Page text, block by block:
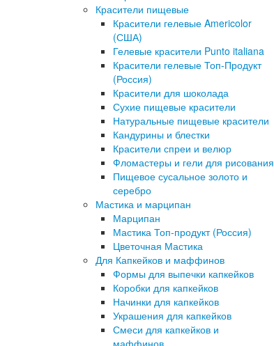
Красители пищевые
Красители гелевые Americolor
(США)
Гелевые красители Punto italiana
Красители гелевые Топ-Продукт
(Россия)
Красители для шоколада
Сухие пищевые красители
Натуральные пищевые красители
Кандурины и блестки
Красители спреи и велюр
Фломастеры и гели для рисования
Пищевое сусальное золото и
серебро
Мастика и марципан
Марципан
Мастика Топ-продукт (Россия)
Цветочная Мастика
Для Капкейков и маффинов
Формы для выпечки капкейков
Коробки для капкейков
Начинки для капкейков
Украшения для капкейков
Смеси для капкейков и
маффинов